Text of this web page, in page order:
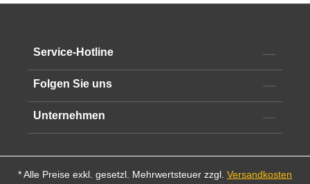
Service-Hotline
Folgen Sie uns
Unternehmen
* Alle Preise exkl. gesetzl. Mehrwertsteuer zzgl. Versandkosten